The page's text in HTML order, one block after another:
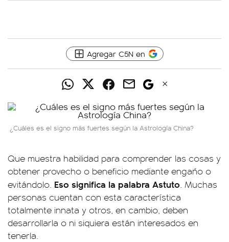
Agregar C5N en
¿Cuáles es el signo más fuertes según la Astrología China?
Que muestra habilidad para comprender las cosas y
obtener provecho o beneficio mediante engaño o
evitándolo. Eso significa la palabra Astuto. Muchas
personas cuentan con esta característica
totalmente innata y otros, en cambio, deben
desarrollarla o ni siquiera están interesados en
tenerla.